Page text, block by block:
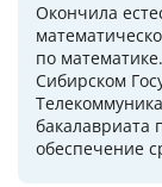
Окончила
по
Сибирском
бакалавриата
обеспечение